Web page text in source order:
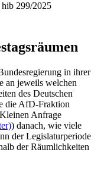
299/2025
in ihrer
an jeweils welchen
des Deutschen
die AfD-Fraktion
Anfrage
) danach, wie viele
der Legislaturperiode
der Räumlichkeiten